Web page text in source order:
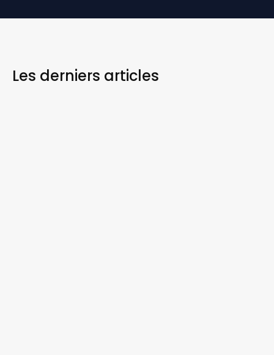
Les derniers articles